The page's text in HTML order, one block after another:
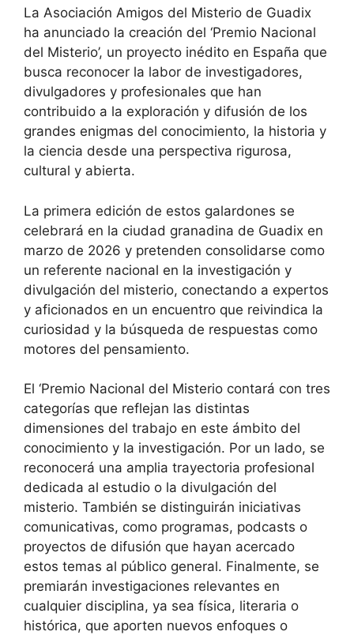
La Asociación Amigos del Misterio de Guadix
ha anunciado la creación del ‘Premio Nacional
del Misterio’, un proyecto inédito en España que
busca reconocer la labor de investigadores,
divulgadores y profesionales que han
contribuido a la exploración y difusión de los
grandes enigmas del conocimiento, la historia y
la ciencia desde una perspectiva rigurosa,
cultural y abierta.
La primera edición de estos galardones se
celebrará en la ciudad granadina de Guadix en
marzo de 2026 y pretenden consolidarse como
un referente nacional en la investigación y
divulgación del misterio, conectando a expertos
y aficionados en un encuentro que reivindica la
curiosidad y la búsqueda de respuestas como
motores del pensamiento.
El ‘Premio Nacional del Misterio contará con tres
categorías que reflejan las distintas
dimensiones del trabajo en este ámbito del
conocimiento y la investigación. Por un lado, se
reconocerá una amplia trayectoria profesional
dedicada al estudio o la divulgación del
misterio. También se distinguirán iniciativas
comunicativas, como programas, podcasts o
proyectos de difusión que hayan acercado
estos temas al público general. Finalmente, se
premiarán investigaciones relevantes en
cualquier disciplina, ya sea física, literaria o
histórica, que aporten nuevos enfoques o